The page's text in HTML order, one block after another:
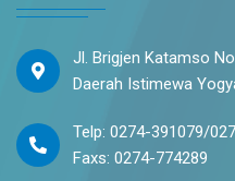
Jl. Brigjen Katamso
Daerah Istimewa
Telp: 0274-391079/
Faxs: 0274-774289